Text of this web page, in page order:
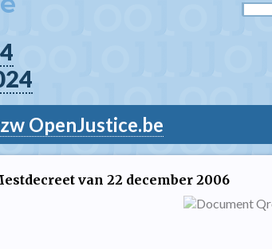
OpenJustice.be
van 22 december 2006